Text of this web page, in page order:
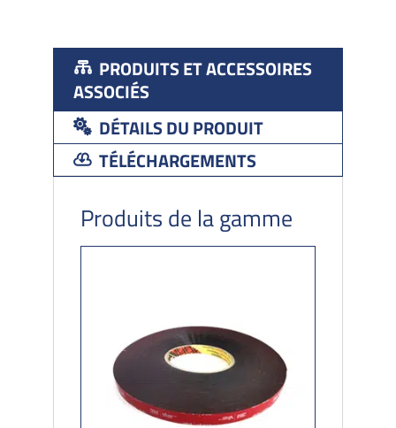
PRODUITS ET ACCESSOIRES
ASSOCIÉS
DÉTAILS DU PRODUIT
TÉLÉCHARGEMENTS
Produits de la gamme